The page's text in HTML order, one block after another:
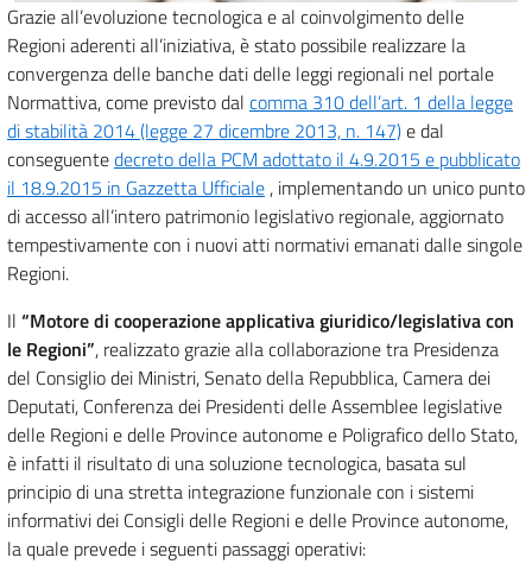
Grazie all’evoluzione tecnologica e al coinvolgimento delle
Regioni aderenti all’iniziativa, è stato possibile realizzare la
convergenza delle banche dati delle leggi regionali nel portale
Normattiva, come previsto dal comma 310 dell’art. 1 della legge
di stabilità 2014 (legge 27 dicembre 2013, n. 147)e dal
conseguentedecreto della PCM adottato il 4.9.2015 e pubblicato
il 18.9.2015 in Gazzetta Ufficiale , implementando un unico punto
di accesso all’intero patrimonio legislativo regionale, aggiornato
tempestivamente con i nuovi atti normativi emanati dalle singole
Regioni.
Il “Motore di cooperazione applicativa giuridico/legislativa con
le Regioni”, realizzato grazie alla collaborazione tra Presidenza
del Consiglio dei Ministri, Senato della Repubblica, Camera dei
Deputati, Conferenza dei Presidenti delle Assemblee legislative
delle Regioni e delle Province autonome e Poligrafico dello Stato,
è infatti il risultato di una soluzione tecnologica, basata sul
principio di una stretta integrazione funzionale con i sistemi
informativi dei Consigli delle Regioni e delle Province autonome,
la quale prevede i seguenti passaggi operativi: